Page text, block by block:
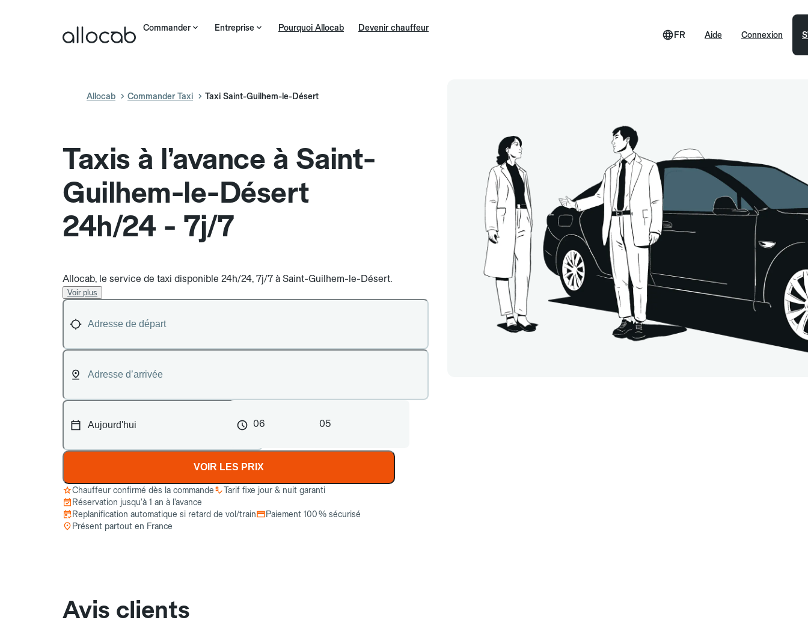
Commander Entreprise Pourquoi Allocab Devenir chauffeur
Aide
FR Connexion
Allocab Commander Taxi Taxi Saint-Guilhem-le-Désert
Taxis à l’avance à Saint-
Guilhem-le-Désert
24h/24 - 7j/7
Allocab, le service de taxi disponible 24h/24, 7j/7 à Saint-Guilhem-le-Désert.
Voir plus
06 05
VOIR LES PRIX
Chauffeur confirmé dès la commande
Tarif fixe jour & nuit garanti
Réservation jusqu’à 1 an à l’avance
Replanification automatique si retard de vol/train
Paiement 100 % sécurisé
Présent partout en France
Avis clients